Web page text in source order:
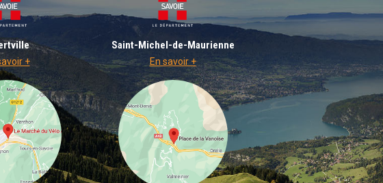
+
Saint-Michel-de-Maurienne
En savoir +